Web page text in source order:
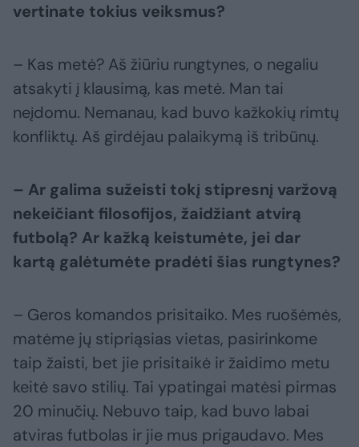
vertinate tokius veiksmus?
– Kas metė? Aš žiūriu rungtynes, o negaliu
atsakyti į klausimą, kas metė. Man tai
neįdomu. Nemanau, kad buvo kažkokių rimtų
konfliktų. Aš girdėjau palaikymą iš tribūnų.
– Ar galima sužeisti tokį stipresnį varžovą
nekeičiant filosofijos, žaidžiant atvirą
futbolą? Ar kažką keistumėte, jei dar
kartą galėtumėte pradėti šias rungtynes?
– Geros komandos prisitaiko. Mes ruošėmės,
matėme jų stipriąsias vietas, pasirinkome
taip žaisti, bet jie prisitaikė ir žaidimo metu
keitė savo stilių. Tai ypatingai matėsi pirmas
20 minučių. Nebuvo taip, kad buvo labai
atviras futbolas ir jie mus prigaudavo. Mes